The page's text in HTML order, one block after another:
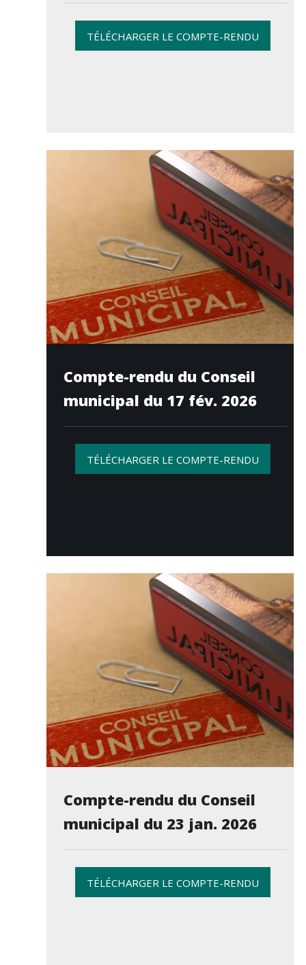
TÉLÉCHARGER LE COMPTE-RENDU
Compte-rendu du Conseil
municipal du 17 fév. 2026
TÉLÉCHARGER LE COMPTE-RENDU
Compte-rendu du Conseil
municipal du 23 jan. 2026
TÉLÉCHARGER LE COMPTE-RENDU